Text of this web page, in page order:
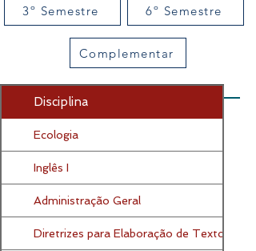
3º Semestre 6º Semestre
Complementar
1º Semestre
Disciplina
Ecologia
Inglês I
Administração Geral
Diretrizes para Elaboração de Textos